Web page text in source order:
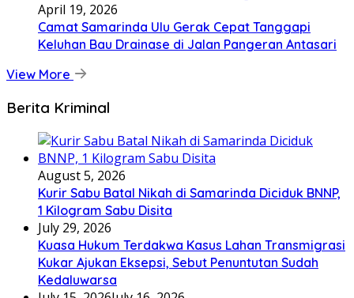
April 19, 2026
Camat Samarinda Ulu Gerak Cepat Tanggapi
Keluhan Bau Drainase di Jalan Pangeran Antasari
View More
Berita Kriminal
August 5, 2026
Kurir Sabu Batal Nikah di Samarinda Diciduk BNNP,
1 Kilogram Sabu Disita
July 29, 2026
Kuasa Hukum Terdakwa Kasus Lahan Transmigrasi
Kukar Ajukan Eksepsi, Sebut Penuntutan Sudah
Kedaluwarsa